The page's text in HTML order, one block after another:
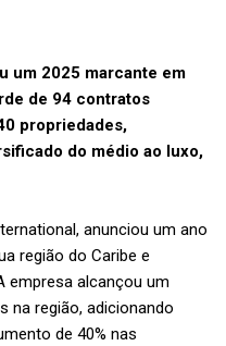
e transformação...
um 2025 marcante em
de 94 contratos
propriedades,
do médio ao luxo,
anunciou um ano
região do Caribe e
empresa alcançou um
na região, adicionando
de 40% nas